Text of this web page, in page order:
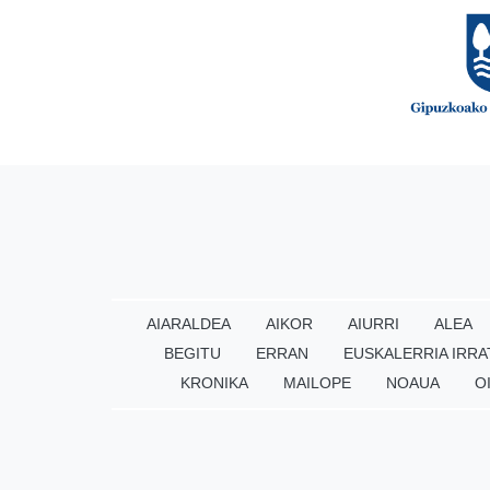
AIARALDEA AIKOR AIURRI ALEA
BEGITU
ERRAN EUSKALERRIA
KRONIKA
MAILOPE NOAUA